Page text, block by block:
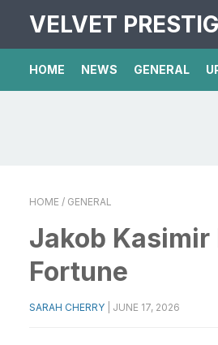
VELVET
HOME NEWS GENERAL
HOME / GENERAL
Jakob Kasimir
Fortune
SARAH CHERRY JUNE 17, 2026